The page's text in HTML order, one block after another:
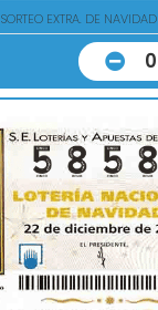
SORTEO EXTRA. DE NAVIDAD
0